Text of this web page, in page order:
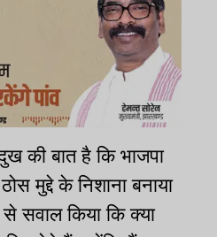
की बात है कि भाजपा
मुद्दे के निशाना बनाया
से सवाल किया कि क्या